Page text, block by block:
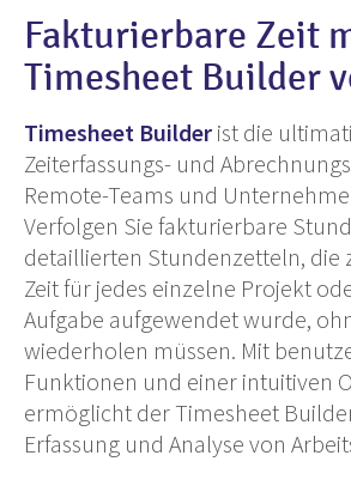
Fakturierbare Zeit
Timesheet Builder
Timesheet Builder ist die
Zeiterfassungs- und
Remote-Teams und
Verfolgen Sie fakturierbare
detaillierten Stundenzetteln, die
Zeit für jedes einzelne Projekt
Aufgabe aufgewendet wurde,
wiederholen müssen. Mit
Funktionen und einer intuitiven
ermöglicht der Timesheet
Erfassung und Analyse von